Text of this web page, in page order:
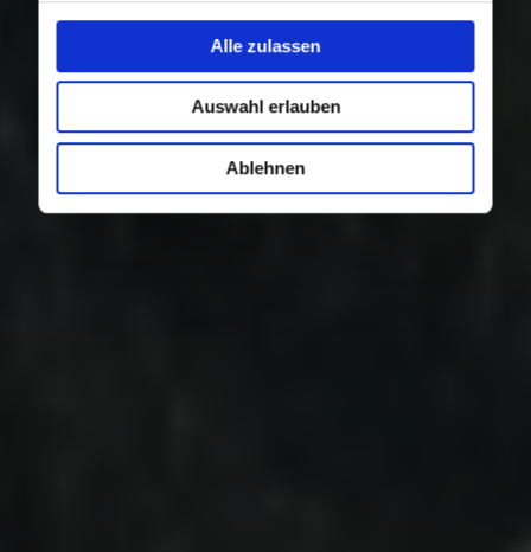
Alle zulassen
Auswahl erlauben
Ablehnen